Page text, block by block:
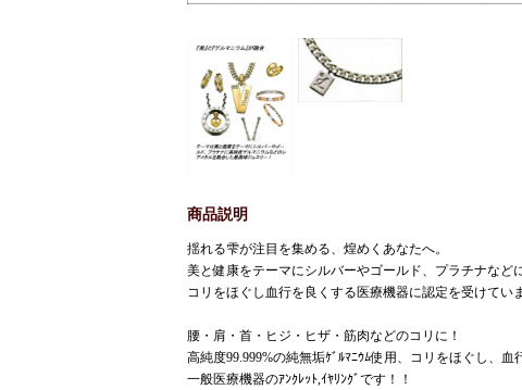
商品説明
揺れる雫が注目を集める、煌めくあなたへ。
美と健康をテーマにシルバーやゴールド、プラチナなど
コリをほぐし血行を良くする医療機器に認定を受けてい
腰・肩・首・ヒジ・ヒザ・筋肉などのコリに！
高純度99.999%の純無垢ｹﾞﾙﾏﾆｳﾑ使用、コリをほぐし、血
一般医療機器のｱﾝｸﾚｯﾄ,ｲﾔﾘﾝｸﾞです！！